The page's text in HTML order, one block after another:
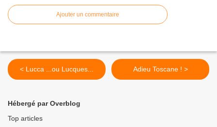
Ajouter un commentaire
< Lucca ...ou Lucques... Adieu Toscane ! >
Hébergé par Overblog
Top articles